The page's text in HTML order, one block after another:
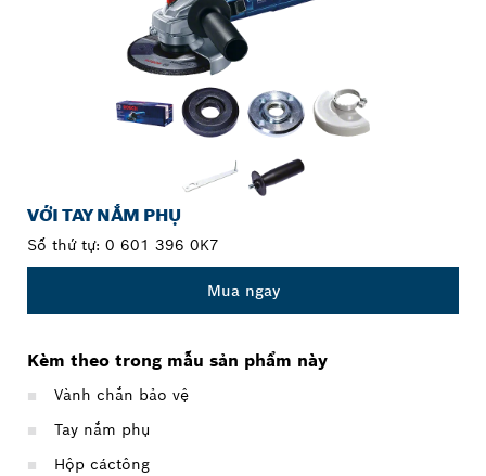
VỚI TAY NẮM PHỤ
Số thứ tự: 0 601 396 0K7
Mua ngay
Kèm theo trong mẫu sản phẩm này
Vành chắn bảo vệ
Tay nắm phụ
Hộp cáctông